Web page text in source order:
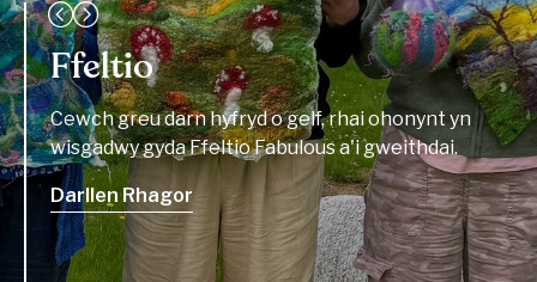
Ffeltio
Cewch greu darn hyfryd o gelf, rhai ohonynt yn
wisgadwy gyda Ffeltio Fabulous a'i gweithdai.
Darllen Rhagor